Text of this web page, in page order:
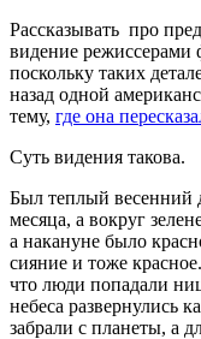
Рассказывать про
видение режиссерами
поскольку таких
назад одной
тему, где она
Суть видения такова.
Был теплый весенний
месяца, а вокруг
а накануне было
сияние и тоже
что люди попадали
небеса развернулись
забрали с планеты, а